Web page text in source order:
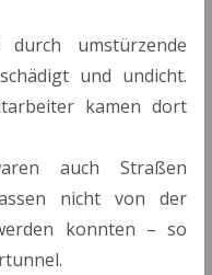
umstürzende
und undicht.
kamen dort
auch Straßen
nicht von der
konnten – so